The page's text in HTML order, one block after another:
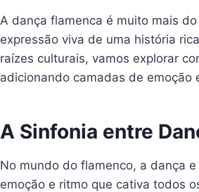
A dança flamenca é muito mais
expressão viva de uma história
raízes culturais, vamos explorar
adicionando camadas de emoção
A Sinfonia entre
No mundo do flamenco, a dança
emoção e ritmo que cativa todos